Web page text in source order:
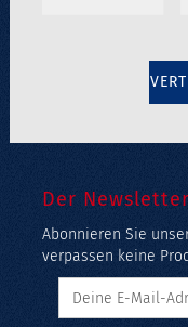
Der Newsletter
Abonnieren Sie
verpassen keine